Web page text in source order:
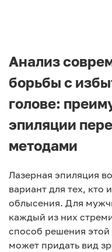
Анализ
борьбы с
голове:
эпиляции
методами
Лазерная эпиляция
вариант для тех,
облысения. Для
каждый из них
способ решения
может придать вид